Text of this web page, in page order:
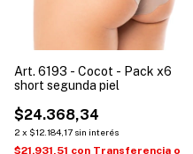
Art. 6193 - Cocot - Pack x6
short segunda piel
$24.368,34
2 x $12.184,17 sin interés
$21.931,51 con Transferencia o